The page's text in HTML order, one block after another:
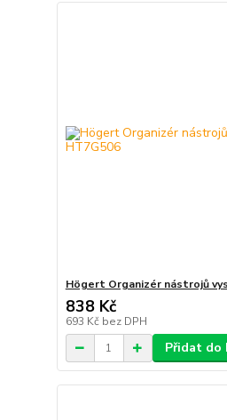
Högert Organizér nástrojů
838 Kč
693 Kč bez DPH
Přidat do